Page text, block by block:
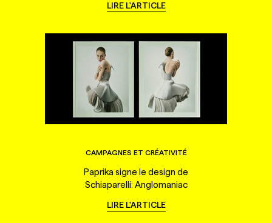
LIRE L'ARTICLE
CAMPAGNES ET CRÉATIVITÉ
Paprika signe le design de
Schiaparelli: Anglomaniac
LIRE L'ARTICLE